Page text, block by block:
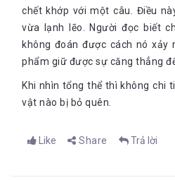
chết khớp với một câu. Điều
vừa lạnh lẽo. Người đọc biết
không đoán được cách nó xảy
phẩm giữ được sự căng thẳng
Khi nhìn tổng thể thì không chi
vật nào bị bỏ quên.
Like Share Trả lời